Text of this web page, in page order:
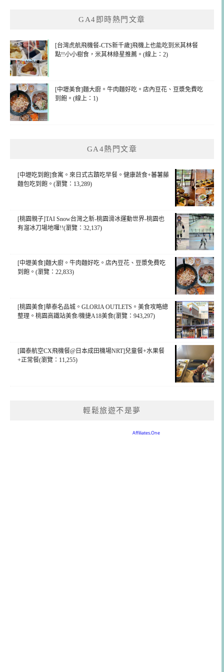
GA4即時熱門文章
[台灣虎航飛機餐-CTS新千歲]飛機上也能吃到米其林餐
點!!小小樹食，米其林綠星推薦。(線上：2)
[中壢美食]麵大廚。牛肉麵好吃。店內豆花、豆漿免費吃
到飽。(線上：1)
GA4熱門文章
[中壢吃到飽]食寓。來日式古蹟吃早餐。健康蔬食+蕃薯藤
麵包吃到飽。(瀏覽：13,289)
[桃園親子]TAI Snow台灣之新-桃園滑冰運動世界-桃園也
有溜冰刀場地囉!!(瀏覽：32,137)
[中壢美食]麵大廚。牛肉麵好吃。店內豆花、豆漿免費吃
到飽。(瀏覽：22,833)
[桃園美食]華泰名品城。GLORIA OUTLETS。美食攻略總
整理。桃園高鐵站美食/機捷A18美食(瀏覽：943,297)
[國泰航空CX飛機餐@日本成田機場NRT]兒童餐+水果餐
+正常餐(瀏覽：11,255)
輕鬆旅遊不是夢